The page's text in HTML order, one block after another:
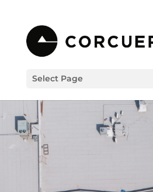
Select Page